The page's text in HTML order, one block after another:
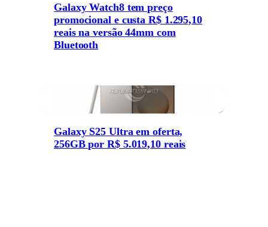
Galaxy Watch8 tem preço
promocional e custa R$ 1.295,10
reais na versão 44mm com
Bluetooth
Galaxy S25 Ultra em oferta,
256GB por R$ 5.019,10 reais